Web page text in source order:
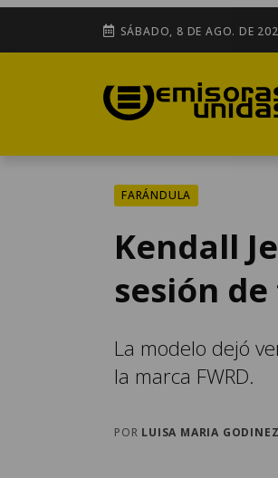
SÁBADO, 8 DE AGO. DE
FARÁNDULA
Kendall
sesión
La modelo dejó
la marca FWRD.
POR LUISA MARIA GODINEZ